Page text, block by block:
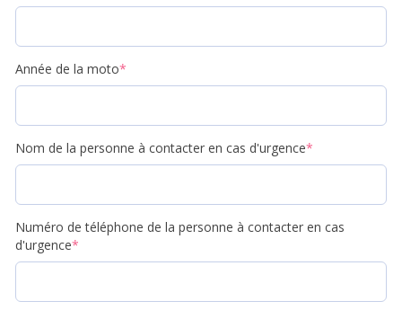
Année de la moto*
Nom de la personne à contacter en cas d'urgence*
Numéro de téléphone de la personne à contacter en cas
d'urgence*